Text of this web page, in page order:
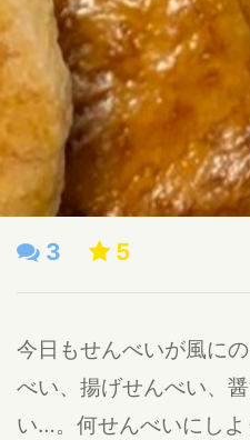
3 5
今日もせんべいが風に
べい、揚げせんべい、
い…。何せんべいにし